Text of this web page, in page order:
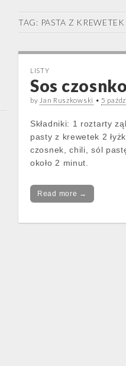
TAG: PASTA Z KREWETEK
LISTY
Sos
byJan Ruszkowski • 5
Składniki: 1 roztarty
pasty z krewetek 2
czosnek, chili, sól
około 2 minut.
Read more →